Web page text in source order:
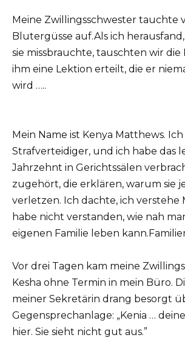
Meine Zwillingsschwester tauchte
Blutergüsse auf.Als ich
sie missbrauchte, tauschten wir die
ihm eine Lektion erteilt, die er
wird …..
Mein Name ist Kenya Matthews. Ich
Strafverteidiger, und ich habe das
Jahrzehnt in Gerichtssälen
zugehört, die erklären, warum sie
verletzen. Ich dachte, ich verstehe
habe nicht verstanden, wie nah
eigenen Familie leben
Vor drei Tagen kam meine
Kesha ohne Termin in mein Büro.
meiner Sekretärin drang besorgt
Gegensprechanlage: „Kenia …
hier. Sie sieht nicht gut aus.”